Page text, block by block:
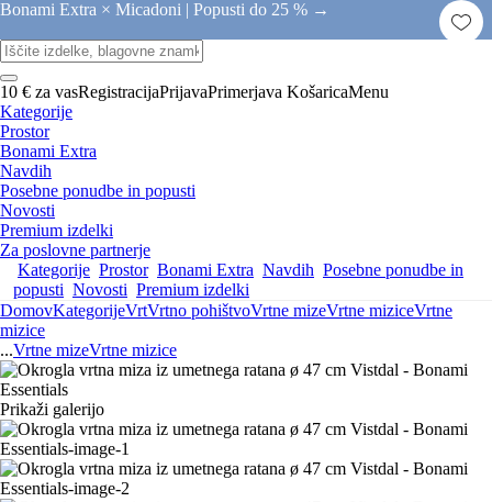
Bonami Extra × Micadoni | Popusti do 25 % →
10 € za vasRegistracijaPrijavaPrimerjava KošaricaMenu
Kategorije
Prostor
Bonami Extra
Navdih
Posebne ponudbe in popusti
Novosti
Premium izdelki
Za poslovne partnerje
Kategorije Prostor Bonami Extra Navdih Posebne ponudbe in
popusti Novosti Premium izdelki
DomovKategorijeVrtVrtno pohištvoVrtne mizeVrtne miziceVrtne
mizice
...Vrtne mizeVrtne mizice
Prikaži galerijo